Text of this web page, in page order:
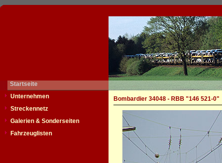
Startseite
Unternehmen
Streckennetz
Galerien & Sonderseiten
Fahrzeuglisten
Bombardier 34048 - RBB "146 521-0"